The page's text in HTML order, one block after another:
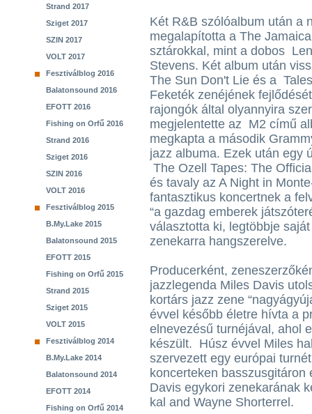
Strand 2017
Sziget 2017
SZIN 2017
VOLT 2017
Fesztiválblog 2016
Balatonsound 2016
EFOTT 2016
Fishing on Orfű 2016
Strand 2016
Sziget 2016
SZIN 2016
VOLT 2016
Fesztiválblog 2015
B.My.Lake 2015
Balatonsound 2015
EFOTT 2015
Fishing on Orfű 2015
Strand 2015
Sziget 2015
VOLT 2015
Fesztiválblog 2014
B.My.Lake 2014
Balatonsound 2014
EFOTT 2014
Fishing on Orfű 2014
Két R&B szólóalbum után a
megalapította a The
sztárokkal, mint a dobos
Stevens. Két album után
The Sun Don't Lie és a
Feketék zenéjének
rajongók által olyannyira
megjelentette az M2 című
megkapta a második
jazz albuma. Ezek után egy
The Ozell Tapes: The
és tavaly az A Night in
fantasztikus koncertnek a
“a gazdag emberek
választotta ki, legtöbbje
zenekarra hangszerelve.
Producerként,
jazzlegenda Miles Davis
kortárs jazz zene
évvel később életre hívta a
elnevezésű turnéjával, ahol
készült. Húsz évvel Miles
szervezett egy európai
koncerteken
Davis egykori zenekarának
kal and Wayne Shorterrel.